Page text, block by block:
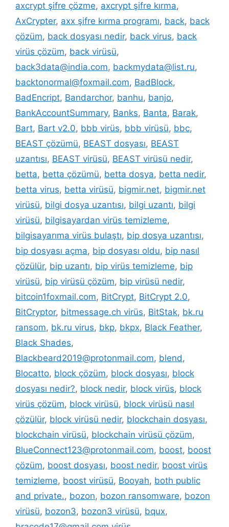
axcrypt şifre çözme, axcrypt şifre kırma,
AxCrypter, axx şifre kırma programı, back, back
çözüm, back dosyası nedir, back virus, back
virüs çözüm, back virüsü,
back3data@india.com, backmydata@list.ru,
backtonormal@foxmail.com, BadBlock,
BadEncript, Bandarchor, banhu, banjo,
BankAccountSummary, Banks, Banta, Barak,
Bart, Bart v2.0, bbb virüs, bbb virüsü, bbc,
BEAST çözümü, BEAST dosyası, BEAST
uzantısı, BEAST virüsü, BEAST virüsü nedir,
betta, betta çözümü, betta dosya, betta nedir,
betta virus, betta virüsü, bigmir.net, bigmir.net
virüsü, bilgi dosya uzantısı, bilgi uzantı, bilgi
virüsü, bilgisayardan virüs temizleme,
bilgisayarıma virüs bulaştı, bip dosya uzantısı,
bip dosyası açma, bip dosyası oldu, bip nasıl
çözülür, bip uzantı, bip virüs temizleme, bip
virüsü, bip virüsü çözüm, bip virüsü nedir,
bitcoin1foxmail.com, BitCrypt, BitCrypt 2.0,
BitCryptor, bitmessage.ch virüs, BitStak, bk.ru
ransom, bk.ru virus, bkp, bkpx, Black Feather,
Black Shades,
Blackbeard2019@protonmail.com, blend,
Blocatto, block çözüm, block dosyası, block
dosyası nedir?, block nedir, block virüs, block
virüs çözüm, block virüsü, block virüsü nasıl
çözülür, block virüsü nedir, blockchain dosyası,
blockchain virüsü, blockchain virüsü çözüm,
BlueConnect123@protonmail.com, boost, boost
çözüm, boost dosyası, boost nedir, boost virüs
temizleme, boost virüsü, Booyah, both public
and private., bozon, bozon ransomware, bozon
virüsü, bozon3, bozon3 virüsü, bqux,